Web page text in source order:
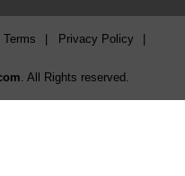
Terms Privacy Policy
. All Rights reserved.